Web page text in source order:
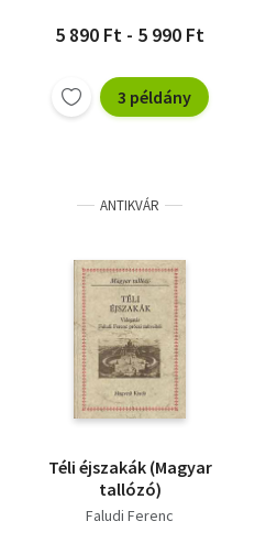
5 890 Ft - 5 990 Ft
3 példány
ANTIKVÁR
Téli éjszakák (Magyar
tallózó)
Faludi Ferenc